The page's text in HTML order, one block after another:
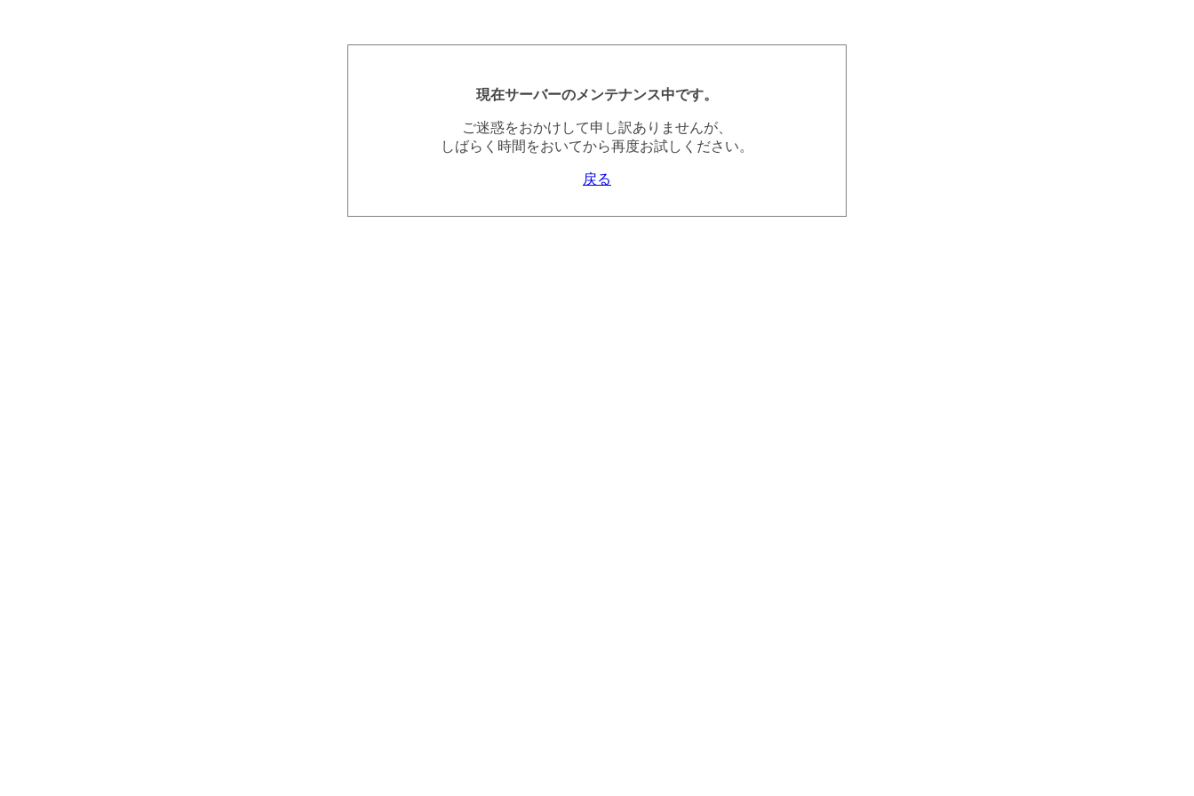
現在サーバーのメンテナンス中です。
ご迷惑をおかけして申し訳ありませんが、
しばらく時間をおいてから再度お試しください。
戻る